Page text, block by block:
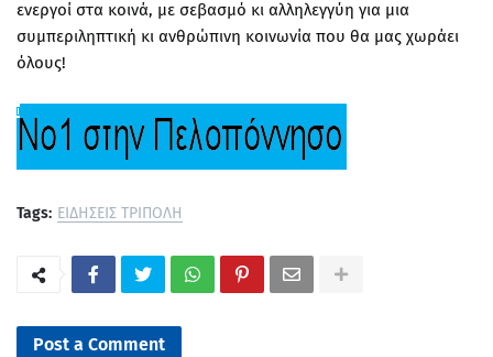
ενεργοί στα κοινά, με σεβασμό κι αλληλεγγύη για μια
συμπεριληπτική κι ανθρώπινη κοινωνία που θα μας χωράει
όλους!
Tags: ΕΙΔΗΣΕΙΣ ΤΡΙΠΟΛΗ
Post a Comment